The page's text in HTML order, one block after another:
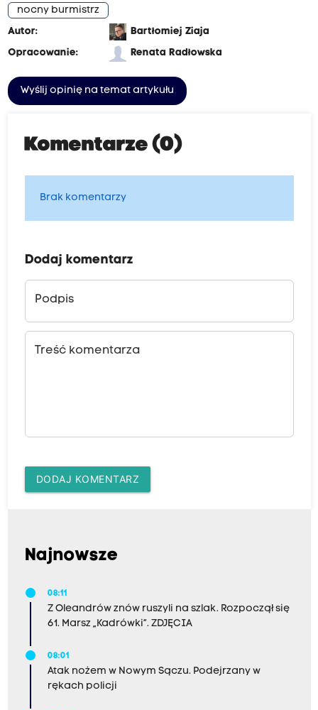
nocny burmistrz
Autor:
Bartłomiej Ziaja
Opracowanie:
Renata Radłowska
Wyślij opinię na temat artykułu
Komentarze (0)
Brak komentarzy
Dodaj komentarz
Podpis
Treść komentarza
DODAJ KOMENTARZ
Najnowsze
08:11
Z Oleandrów znów ruszyli na szlak. Rozpoczął się
61. Marsz „Kadrówki”. ZDJĘCIA
08:01
Atak nożem w Nowym Sączu. Podejrzany w
rękach policji